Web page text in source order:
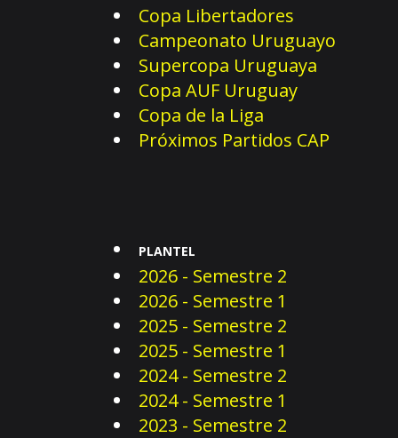
Copa Libertadores
Campeonato Uruguayo
Supercopa Uruguaya
Copa AUF Uruguay
Copa de la Liga
Próximos Partidos CAP
PLANTEL
2026 - Semestre 2
2026 - Semestre 1
2025 - Semestre 2
2025 - Semestre 1
2024 - Semestre 2
2024 - Semestre 1
2023 - Semestre 2